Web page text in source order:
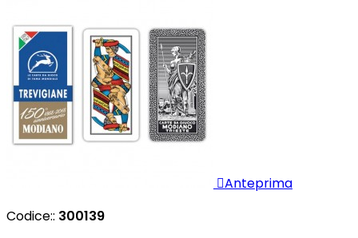
Anteprima
Codice:: 300139